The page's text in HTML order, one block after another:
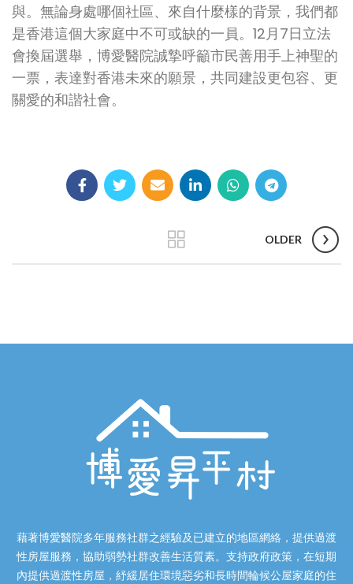
與。無論身處哪個社區、來自什麼樣的背景，我們都
是香港這個大家庭中不可或缺的一員。12月7日立法
會換屆選舉，博愛醫院誠摯呼籲市民善用手上神聖的
一票，表達對香港未來的願景，共同建設更包容、更
關愛的和諧社會。
OLDER
藉著博愛醫院多年服務社群之經驗及已建立的地區網絡，提供過渡
性房屋服務，協助弱勢社群改善生活質素。支持政府政策，在短期
內提供過渡性房屋，紓緩居住環境惡劣和長時間輪候公屋家庭的住